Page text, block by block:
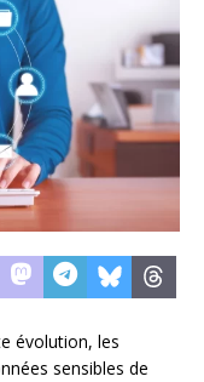
évolution, les
sensibles de